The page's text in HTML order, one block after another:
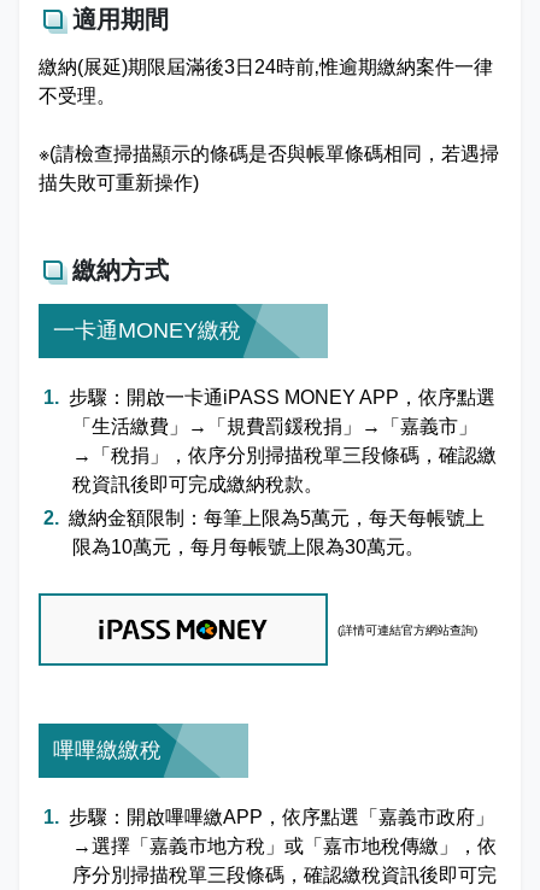
民法調降成年年齡專區
延、分期繳稅專區
適用期間
繳納(展延)期限屆滿後3日24時前‚惟逾期繳納案件一律
不受理。
※(請檢查掃描顯示的條碼是否與帳單條碼相同，若遇掃
描失敗可重新操作)
繳納方式
一卡通MONEY繳稅
步驟：開啟一卡通iPASS MONEY APP，依序點選
「生活繳費」→「規費罰鍰稅捐」→「嘉義市」
→「稅捐」，依序分別掃描稅單三段條碼，確認繳
稅資訊後即可完成繳納稅款。
繳納金額限制：每筆上限為5萬元，每天每帳號上
限為10萬元，每月每帳號上限為30萬元。
(詳情可連結官方網站查詢)
嗶嗶繳繳稅
步驟：開啟嗶嗶繳APP，依序點選「嘉義市政府」
→選擇「嘉義市地方稅」或「嘉市地稅傳繳」，依
序分別掃描稅單三段條碼，確認繳稅資訊後即可完